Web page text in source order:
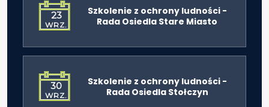
23
WRZ.
Szkolenie z ochrony ludności -
Rada Osiedla Stare Miasto
30
WRZ.
Szkolenie z ochrony ludności -
Rada Osiedla Stołczyn